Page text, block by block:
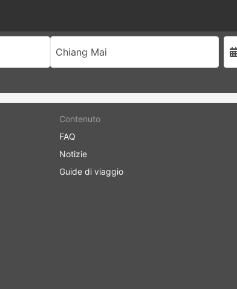
Chiang Mai
Contenuto
FAQ
Notizie
Guide di viaggio